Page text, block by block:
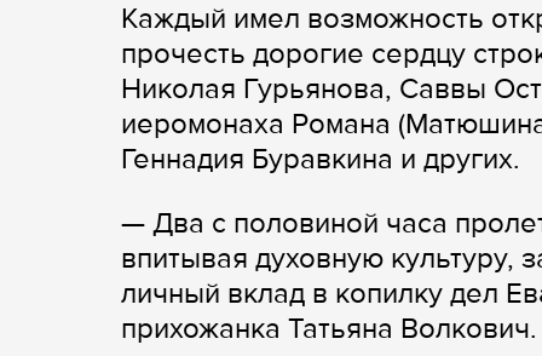
Каждый имел возможность
прочесть дорогие сердцу
Николая Гурьянова, Саввы
иеромонаха Романа
Геннадия Буравкина и других.
— Два с половиной часа
впитывая духовную культуру,
личный вклад в копилку дел
прихожанка Татьяна Волкович.